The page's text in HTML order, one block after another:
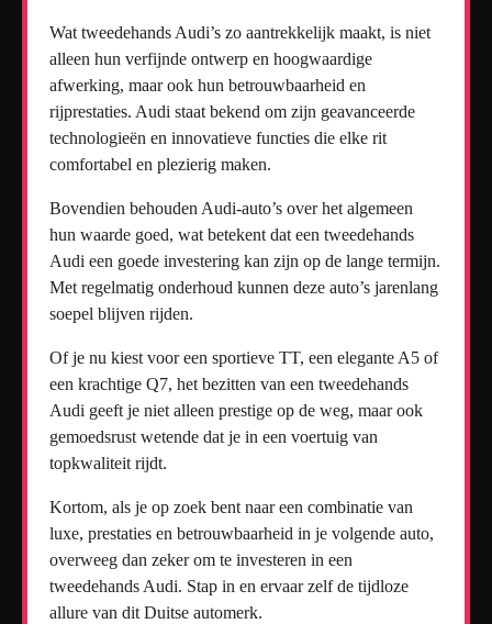
Wat tweedehands Audi’s zo aantrekkelijk maakt, is niet
alleen hun verfijnde ontwerp en hoogwaardige
afwerking, maar ook hun betrouwbaarheid en
rijprestaties. Audi staat bekend om zijn geavanceerde
technologieën en innovatieve functies die elke rit
comfortabel en plezierig maken.
Bovendien behouden Audi-auto’s over het algemeen
hun waarde goed, wat betekent dat een tweedehands
Audi een goede investering kan zijn op de lange termijn.
Met regelmatig onderhoud kunnen deze auto’s jarenlang
soepel blijven rijden.
Of je nu kiest voor een sportieve TT, een elegante A5 of
een krachtige Q7, het bezitten van een tweedehands
Audi geeft je niet alleen prestige op de weg, maar ook
gemoedsrust wetende dat je in een voertuig van
topkwaliteit rijdt.
Kortom, als je op zoek bent naar een combinatie van
luxe, prestaties en betrouwbaarheid in je volgende auto,
overweeg dan zeker om te investeren in een
tweedehands Audi. Stap in en ervaar zelf de tijdloze
allure van dit Duitse automerk.